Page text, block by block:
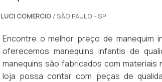
LUCI COMERCIO / SÃO PAULO - SP
Encontre o melhor preço de manequim
oferecemos manequins infantis de
manequins são fabricados com
loja possa contar com peças de